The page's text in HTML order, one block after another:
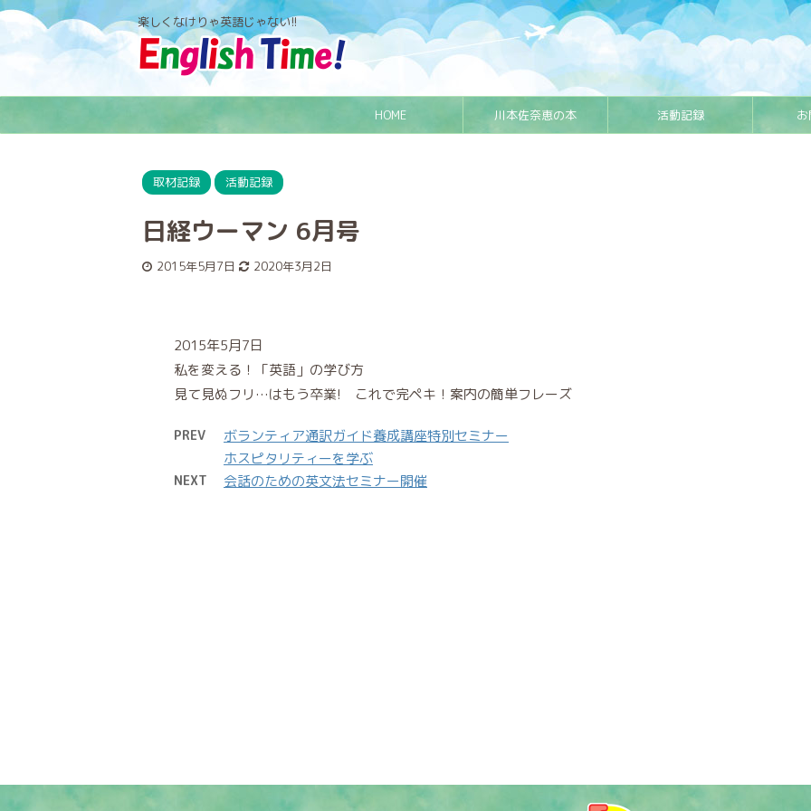
楽しくなけりゃ英語じゃない!!
HOME 川本佐奈恵の本 活動記録
取材記録 活動記録
日経ウーマン 6月号
2015年5月7日 2020年3月2日
2015年5月7日
私を変える！「英語」の学び方
見て見ぬフリ…はもう卒業! これで完ペキ！案内の簡単フレーズ
PREV
ボランティア通訳ガイド養成講座特別セミナー
ホスピタリティーを学ぶ
NEXT 会話のための英文法セミナー開催